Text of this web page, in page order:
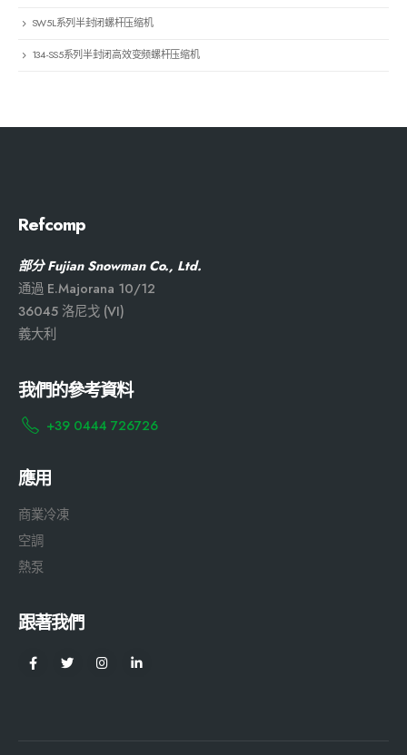
SW5L系列半封闭螺杆压缩机
134-SS5系列半封闭高效变频螺杆压缩机
Refcomp
部分 Fujian Snowman Co., Ltd.
通過 E.Majorana 10/12
36045 洛尼戈 (VI)
義大利
我們的參考資料
+39 0444 726726
應用
商業冷凍
空調
熱泵
跟著我們